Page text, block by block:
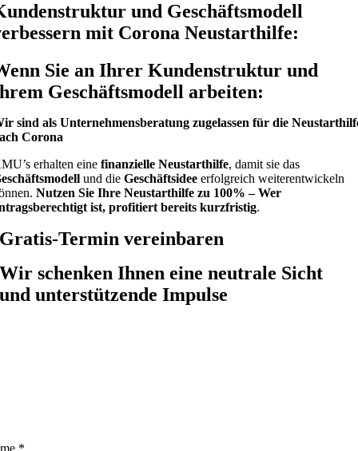
und Geschäftsmodell
mit Corona Neustarthilfe:
Sie an Ihrer Kundenstruktur und
Geschäftsmodell arbeiten:
sind als Unternehmensberatung zugelassen für die
Corona
erhalten einefinanzielle Neustarthilfe, damit sie das
und dieGeschäftsidee erfolgreich weiterentwickeln
Nutzen Sie Ihre Neustarthilfe zu 100% – Wer
ist, profitiert bereits kurzfristig.
Gratis-Termin vereinbaren
Wir schenken Ihnen eine neutrale Sicht
und unterstützende Impulse
*